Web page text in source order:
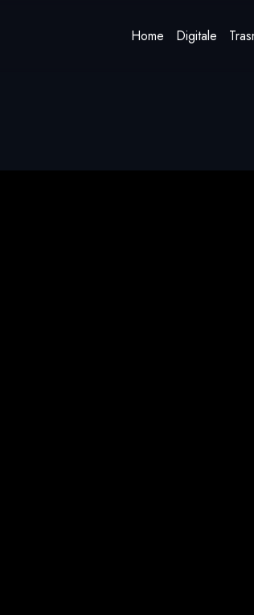
Home Digitale